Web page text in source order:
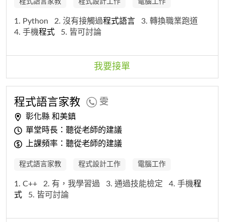
程式語言家教 程式設計工作 電腦工作
1. Python 2. 沒有接觸過程式語言
3. 轉換職業跑道
4. 手機程式 5. 皆可討論
我要接單
程式語言家教 雯
彰化縣 和美鎮
單堂時長：聽從老師的建議
上課頻率：聽從老師的建議
程式語言家教 程式設計工作 電腦工作
1. C++ 2. 有，我學習過 3. 通過技能檢定 4. 手機程
式
5. 皆可討論